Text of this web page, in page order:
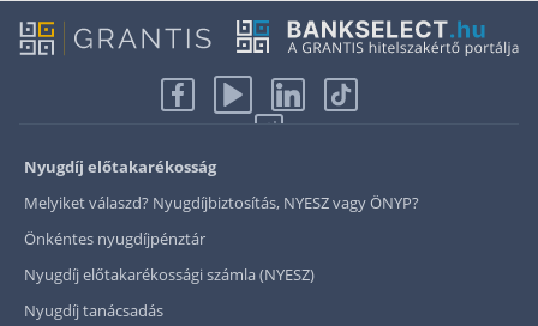
Nyugdíj előtakarékosság
Melyiket válaszd? Nyugdíjbiztosítás, NYESZ vagy ÖNYP?
Önkéntes nyugdíjpénztár
Nyugdíj előtakarékossági számla (NYESZ)
Nyugdíj tanácsadás